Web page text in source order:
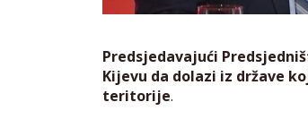
Predsjedavajući
Kijevu da dolazi iz države
teritorije.